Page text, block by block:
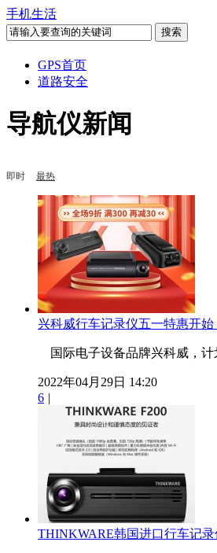
手机生活
GPS首页
道路安全
导航仪新闻
即时 最热
兴科威行车记录仪五一特惠开始
国际电子设备品牌兴科威，计
2022年04月29日 14:20
6 |
THINKWARE韩国进口行车记